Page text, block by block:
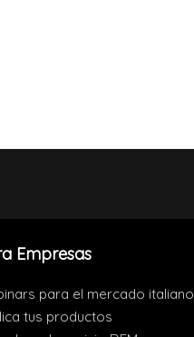
Empresas
para el mercado italiano
tus productos